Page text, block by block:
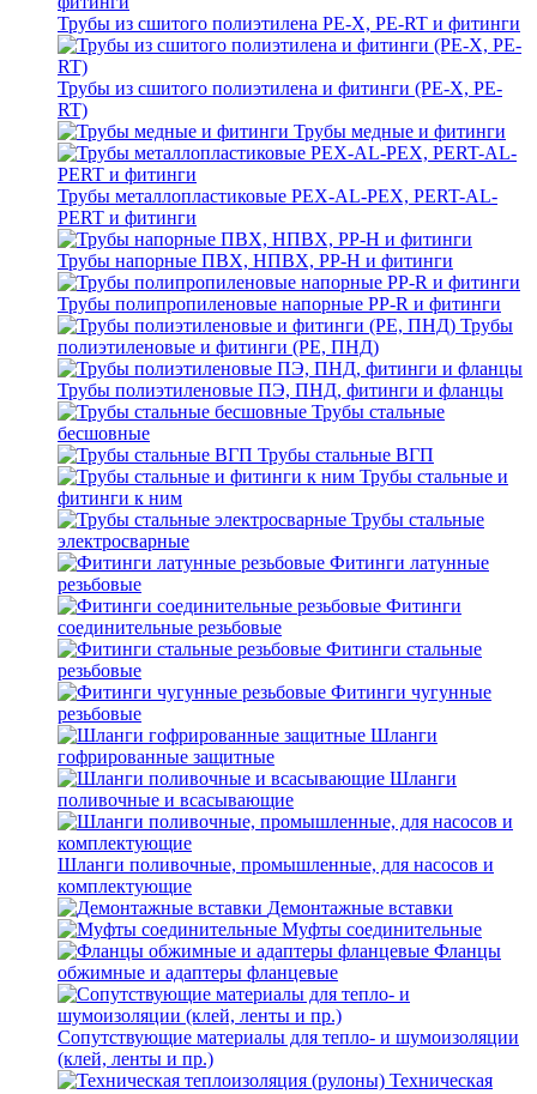
Трубы из сшитого полиэтилена PE-X, PE-RT и фитинги
Трубы из сшитого полиэтилена и фитинги (PE-X, PE-
RT)
Трубы медные и фитинги
Трубы металлопластиковые PEX-AL-PEX, PERT-AL-
PERT и фитинги
Трубы напорные ПВХ, НПВХ, PP-H и фитинги
Трубы полипропиленовые напорные PP-R и фитинги
Трубы
полиэтиленовые и фитинги (PE, ПНД)
Трубы полиэтиленовые ПЭ, ПНД, фитинги и фланцы
Трубы стальные
бесшовные
Трубы стальные ВГП
Трубы стальные и
фитинги к ним
Трубы стальные
электросварные
Фитинги латунные
резьбовые
Фитинги
соединительные резьбовые
Фитинги стальные
резьбовые
Фитинги чугунные
резьбовые
Шланги
гофрированные защитные
Шланги
поливочные и всасывающие
Шланги поливочные, промышленные, для насосов и
комплектующие
Демонтажные вставки
Муфты соединительные
Фланцы
обжимные и адаптеры фланцевые
Сопутствующие материалы для тепло- и шумоизоляции
(клей, ленты и пр.)
Техническая